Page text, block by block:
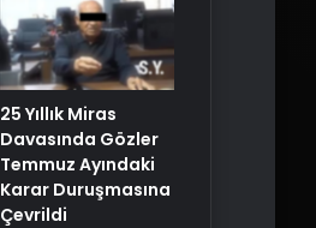
25 Yıllık Miras
Davasında Gözler
Temmuz Ayındaki
Karar Duruşmasına
Çevrildi